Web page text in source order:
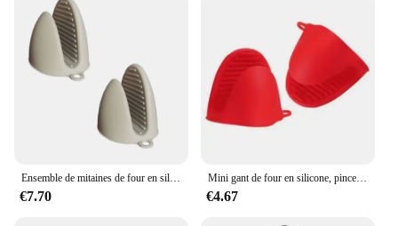
€7.70
Mini gant de four en silicone, pince à main d'isolation thermique, anti-brûlure, gants pour micro-ondes, pince non ald, porte-pot, outil de cuisine
€4.67